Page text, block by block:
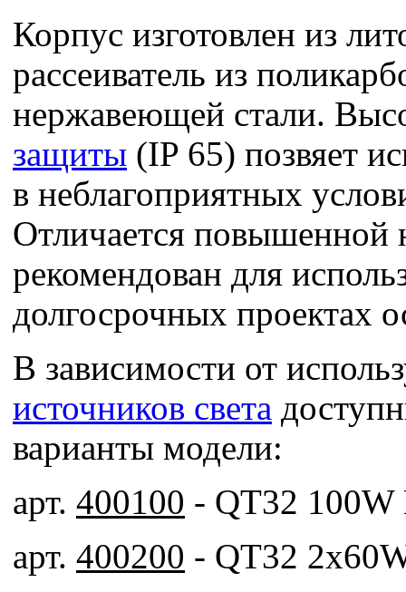
Корпус изготовлен из
рассеиватель из
нержавеющей стали.
защиты (IP 65) позвяет
в неблагоприятных
Отличается повышенной
рекомендован для
долгосрочных проектах
В зависимости от
источников света
варианты модели:
арт. 400100 - QT32 100W
арт. 400200 - QT32